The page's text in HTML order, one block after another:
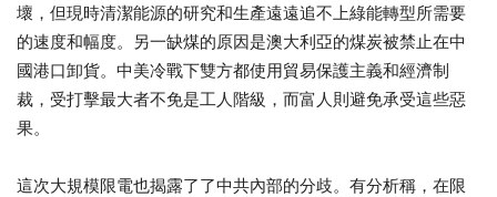
壞，但現時清潔能源的研究和生產遠遠追不上綠能轉型所需要
的速度和幅度。另一缺煤的原因是澳大利亞的煤炭被禁止在中
國港口卸貨。中美冷戰下雙方都使用貿易保護主義和經濟制
裁，受打擊最大者不免是工人階級，而富人則避免承受這些惡
果。
這次大規模限電也揭露了了中共內部的分歧。有分析稱，在限